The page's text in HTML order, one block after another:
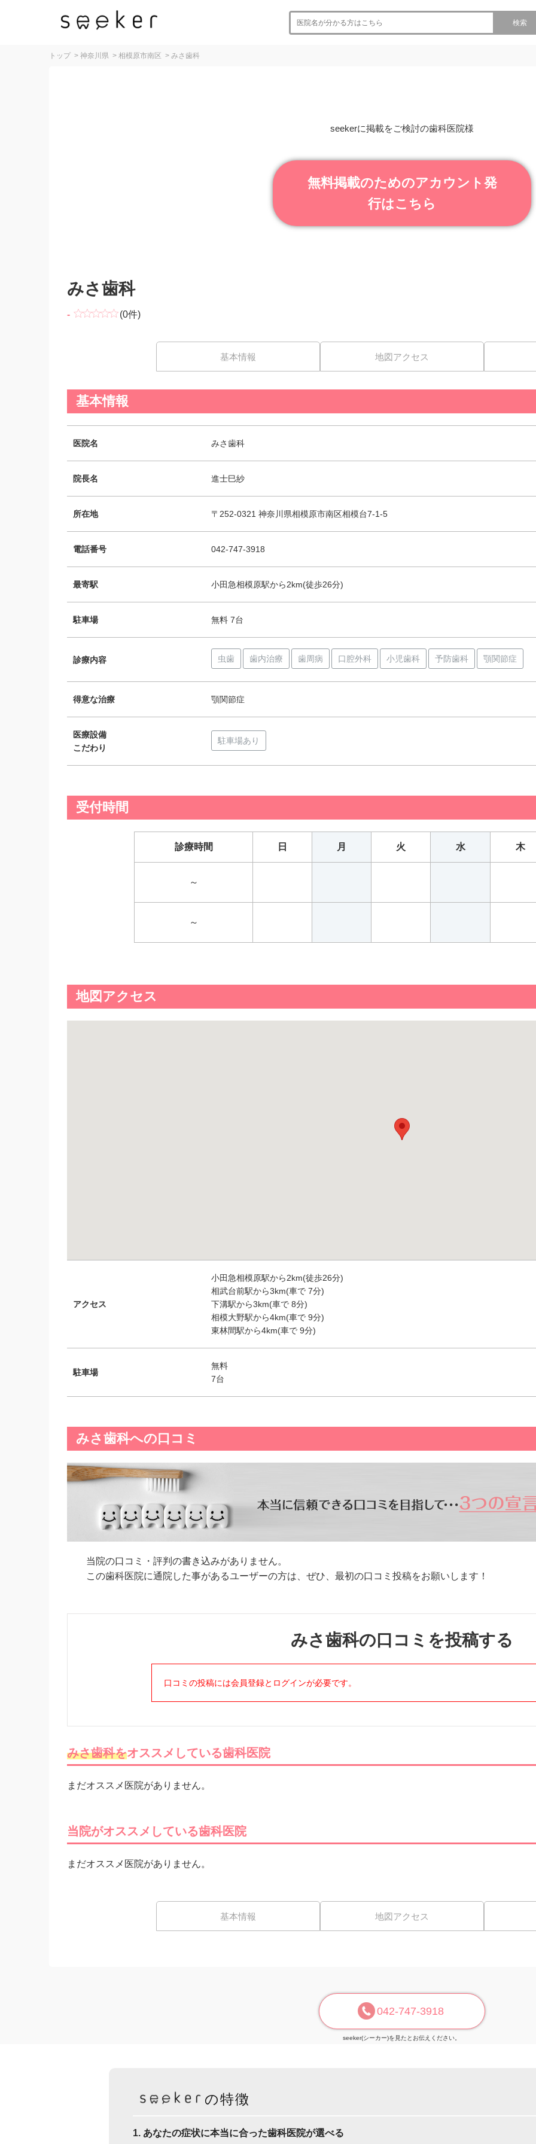
検索
トップ > 神奈川県 > 相模原市南区 > みさ歯科
seekerに掲載をご検討の歯科医院様
無料掲載のためのアカウント発
行はこちら
みさ歯科
- (0件)
基本情報 地図アクセス
基本情報
医院名 みさ歯科
院長名 進士巳紗
所在地 〒252-0321 神奈川県相模原市南区相模台7-1-5
電話番号 042-747-3918
最寄駅 小田急相模原駅から2km(徒歩26分)
駐車場 無料 7台
診療内容 虫歯 歯内治療 歯周病 口腔外科 小児歯科 予防歯科 顎関節症
得意な治療 顎関節症
医療設備
こだわり
駐車場あり
受付時間
診療時間 日 月 火 水 木
～
～
地図アクセス
アクセス
小田急相模原駅から2km(徒歩26分)
相武台前駅から3km(車で 7分)
下溝駅から3km(車で 8分)
相模大野駅から4km(車で 9分)
東林間駅から4km(車で 9分)
駐車場
無料
7台
みさ歯科への口コミ
当院の口コミ・評判の書き込みがありません。
この歯科医院に通院した事があるユーザーの方は、ぜひ、最初の口コミ投稿をお願いします！
みさ歯科の口コミを投稿する
口コミの投稿には会員登録とログインが必要です。
みさ歯科をオススメしている歯科医院
まだオススメ医院がありません。
当院がオススメしている歯科医院
まだオススメ医院がありません。
基本情報 地図アクセス
042-747-3918
seeker(シーカー)を見たとお伝えください。
の特徴
1. あなたの症状に本当に合った歯科医院が選べる